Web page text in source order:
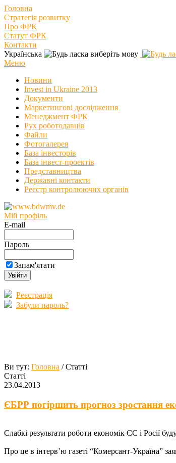
Головна
Стратегія розвитку
Про ФРК
Статут ФРК
Контакти
Українська
Меню
Новини
Invest in Ukraine 2013
Документи
Маркетингові дослідження
Менеджмент ФРК
Рух роботодавців
Файли
Фотогалерея
База інвесторів
База інвест-проектів
Представництва
Державні контакти
Реєстр контролюючих органів
Мій профіль
E-mail
Пароль
Запам'ятати
Реєстрація
Забули пароль?
Ви тут: Головна / Статті
Статті
23.04.2013
ЄБРР погіршить прогноз зростання
Слабкі результати роботи економік ЄС і Росії
Про це в інтерв’ю газеті “Комерсант-Україна”